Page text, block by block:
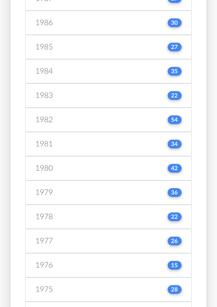
1986 30
1985 27
1984 35
1983 22
1982 54
1981 34
1980 42
1979 36
1978 22
1977 26
1976 15
1975 28